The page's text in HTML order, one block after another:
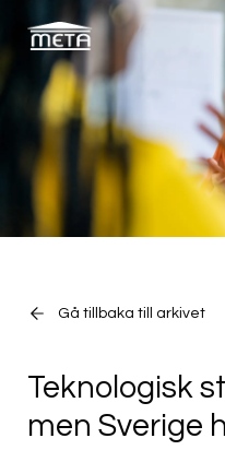
Gå tillbaka till arkivet
Teknologisk
men Sverige